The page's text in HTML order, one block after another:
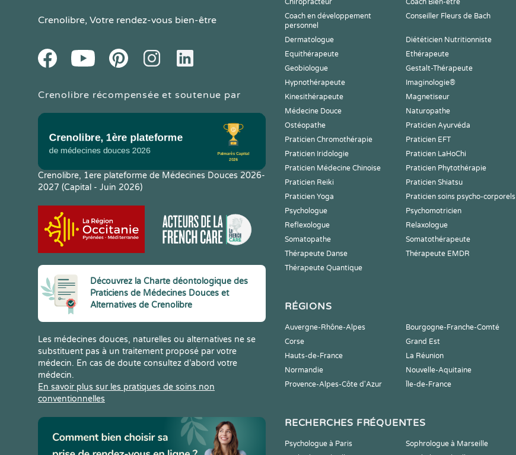
Crenolibre, Votre rendez-vous bien-être
FacebookYoutube PinteresetInstagramLinkedIn
Crenolibre récompensée et soutenue par
Crenolibre, 1ere plateforme de Médecines Douces 2026-
2027 (Capital - Juin 2026)
Découvrez la Charte déontologique des
Praticiens de Médecines Douces et
Alternatives de Crenolibre
Les médecines douces, naturelles ou alternatives ne se
substituent pas à un traitement proposé par votre
médecin. En cas de doute consultez d’abord votre
médecin.
En savoir plus sur les pratiques de soins non
conventionnelles
Chiropracteur
Coach Bien-être
Coach en développement
personnel
Conseiller Fleurs de Bach
Dermatologue Diététicien Nutritionniste
Equithérapeute
Ethérapeute
Geobiologue
Gestalt-Thérapeute
Hypnothérapeute
Imaginologie®
Kinesithérapeute
Magnetiseur
Médecine Douce
Naturopathe
Ostéopathe
Praticien Ayurvéda
Praticien Chromothérapie
Praticien EFT
Praticien Iridologie
Praticien LaHoChi
Praticien Médecine Chinoise
Praticien Phytothérapie
Praticien Reiki
Praticien Shiatsu
Praticien Yoga
Praticien soins psycho-corporels
Psychologue
Psychomotricien
Reflexologue
Relaxologue
Somatopathe
Somatothérapeute
Thérapeute Danse
Thérapeute EMDR
Thérapeute Quantique
RÉGIONS
Auvergne-Rhône-Alpes Bourgogne-Franche-Comté
Corse
Grand Est
Hauts-de-France
La Réunion
Normandie
Nouvelle-Aquitaine
Provence-Alpes-Côte d'Azur
Île-de-France
RECHERCHES FRÉQUENTES
Psychologue à Paris Sophrologue à Marseille